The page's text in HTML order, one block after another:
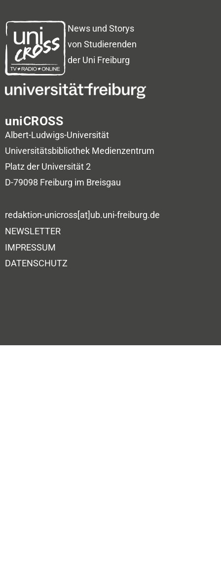
News und Storys
von Studierenden
der Uni Freiburg
uniCROSS
Albert-Ludwigs-Universität
Universitätsbibliothek Medienzentrum
Platz der Universität 2
D-79098 Freiburg im Breisgau
redaktion-unicross[at]ub.uni-freiburg.de
NEWSLETTER
IMPRESSUM
DATENSCHUTZ